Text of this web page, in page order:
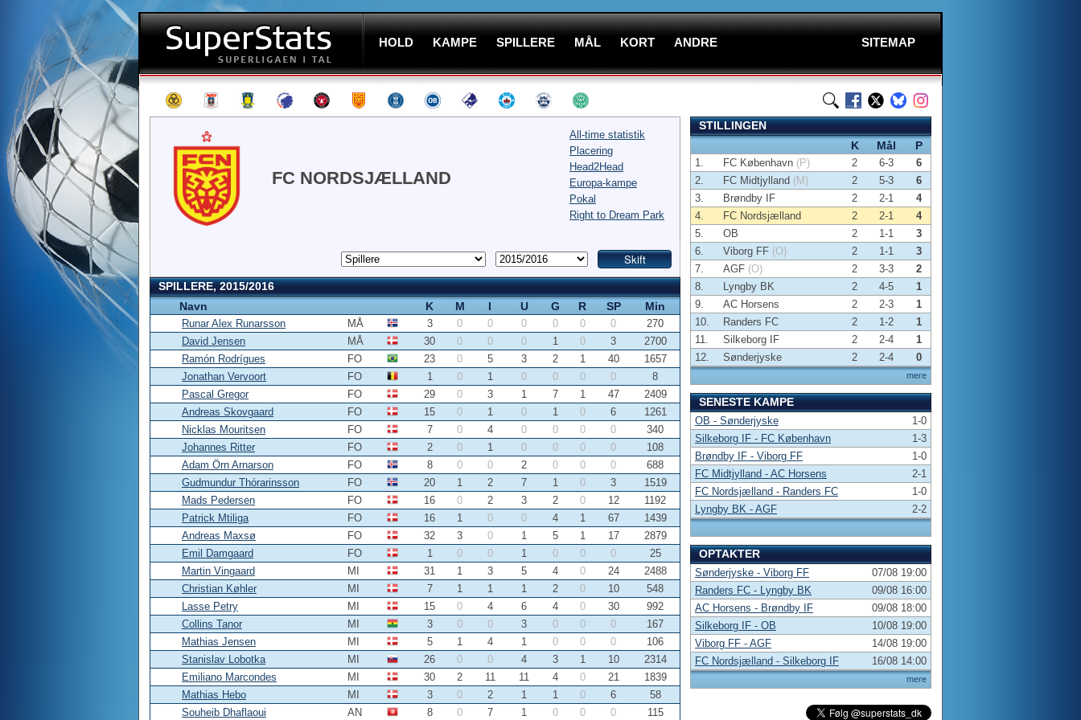
HOLD KAMPE SPILLERE MÅL KORT ANDRE SITEMAP
FC NORDSJÆLLAND
All-time statistik
Placering
Head2Head
Europa-kampe
Pokal
Right to Dream Park
SPILLERE, 2015/2016
Navn
K M I U G R SP Min
Runar Alex Runarsson MÅ 3 0 0 0 0 0 0
270
David Jensen
MÅ 30 0 0 0 1 0 3
2700
Ramón Rodrígues
FO 23 0 5 3 2 1 40
1657
Jonathan Vervoort
FO 1 0 1 0 0 0 0
8
Pascal Gregor
FO 29 0 3 1 7 1 47
2409
Andreas Skovgaard
FO 15 0 1 0 1 0 6
1261
Nicklas Mouritsen
FO 7 0 4 0 0 0 0
340
Johannes Ritter
FO 2 0 1 0 0 0 0
108
Adam Örn Arnarson
FO 8 0 0 2 0 0 0
688
Gudmundur Thórarinsson
FO 20 1 2 7 1 0 3
1519
Mads Pedersen
FO 16 0 2 3 2 0 12
1192
Patrick Mtiliga
FO 16 1 0 0 4 1 67
1439
Andreas Maxsø
FO 32 3 0 1 5 1 17
2879
Emil Damgaard
FO 1 0 0 1 0 0 0
25
Martin Vingaard
MI 31 1 3 5 4 0 24
2488
Christian Køhler
MI 7 1 1 1 2 0 10
548
Lasse Petry
MI 15 0 4 6 4 0 30
992
Collins Tanor
MI 3 0 0 3 0 0 0
167
Mathias Jensen
MI 5 1 4 1 0 0 0
106
Stanislav Lobotka
MI 26 0 0 4 3 1 10
2314
Emiliano Marcondes
MI 30 2 11 11 4 0 21
1839
Mathias Hebo
MI 3 0 2 1 1 0 6
58
Souheib Dhaflaoui
AN 8 0 7 1 0 0 0 115
STILLINGEN
K
Mål P
mere
1. FC København (P) 2 6-3
6
2.
FC Midtjylland (M) 2 5-3
6
3.
Brøndby IF 2 2-1
4
4.
FC Nordsjælland 2 2-1
4
5.
OB 2 1-1
3
6.
Viborg FF (O) 2 1-1
3
7.
AGF (O) 2 3-3
2
8.
Lyngby BK 2 4-5
1
9.
AC Horsens 2 2-3
1
10.
Randers FC 2 1-2
1
11.
Silkeborg IF 2 2-4
1
12.
Sønderjyske 2 2-4 0
SENESTE KAMPE
OB - Sønderjyske
1-0
Silkeborg IF - FC København
1-3
Brøndby IF - Viborg FF
1-0
FC Midtjylland - AC Horsens
2-1
FC Nordsjælland - Randers FC
1-0
Lyngby BK - AGF
2-2
OPTAKTER
mere
Sønderjyske - Viborg FF
07/08 19:00
Randers FC - Lyngby BK
09/08 16:00
AC Horsens - Brøndby IF
09/08 18:00
Silkeborg IF - OB
10/08 19:00
Viborg FF - AGF
14/08 19:00
FC Nordsjælland - Silkeborg IF
16/08 14:00